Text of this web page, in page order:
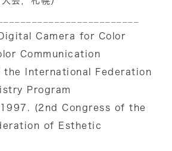
Camera for Color
Communication
the International Federation
Program
(2nd Congress of the
of Esthetic